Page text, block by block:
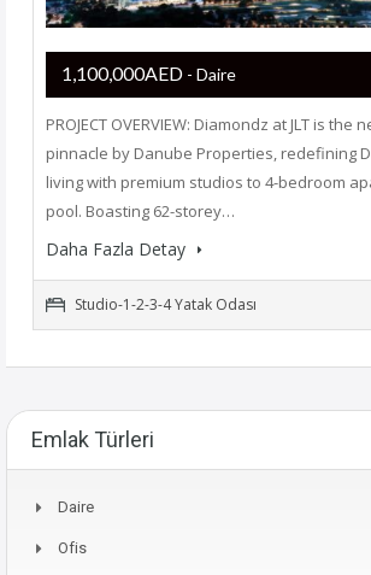
1,100,000AED - Daire
PROJECT OVERVIEW: Diamondz at JLT is
pinnacle by Danube Properties, redefining
living with premium studios to 4-bedroom
pool. Boasting 62-storey…
Daha Fazla Detay
Studio-1-2-3-4 Yatak Odası
Emlak Türleri
Daire
Ofis